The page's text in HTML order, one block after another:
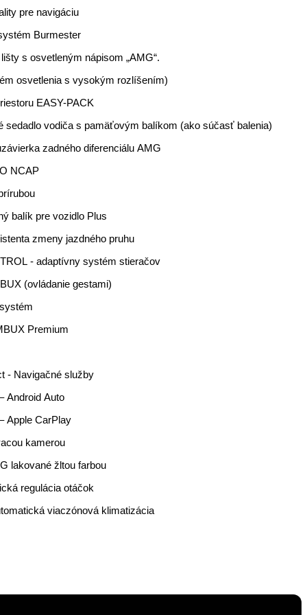
pre navigáciu
Burmester
s osvetleným nápisom „AMG“.
osvetlenia s vysokým rozlíšením)
EASY-PACK
sedadlo vodiča s pamäťovým balíkom (ako súčasť balenia)
zadného diferenciálu AMG
NCAP
balík pre vozidlo Plus
zmeny jazdného pruhu
- adaptívny systém stieračov
(ovládanie gestami)
Premium
- Navigačné služby
Android Auto
Apple CarPlay
kamerou
lakované žltou farbou
regulácia otáčok
viaczónová klimatizácia